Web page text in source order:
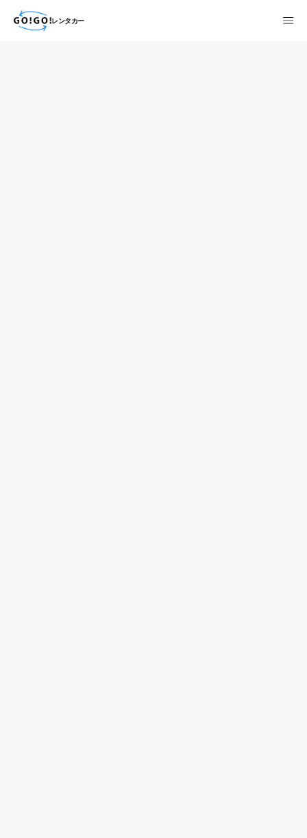
レンタカー